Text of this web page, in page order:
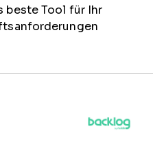
beste Tool für Ihr